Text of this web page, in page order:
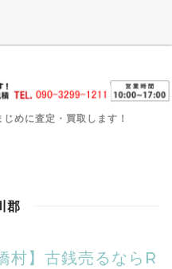
めに査定・買取します！
郡
村】古銭売るならR